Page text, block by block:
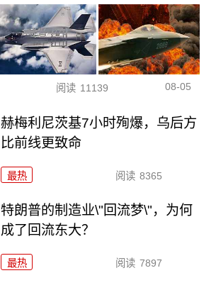
阅读 11139 08-05
赫梅利尼茨基7小时殉爆，乌后方
比前线更致命
最热 阅读 8365
特朗普的制造业\"回流梦\"，为何
成了回流东大？
最热 阅读 7897